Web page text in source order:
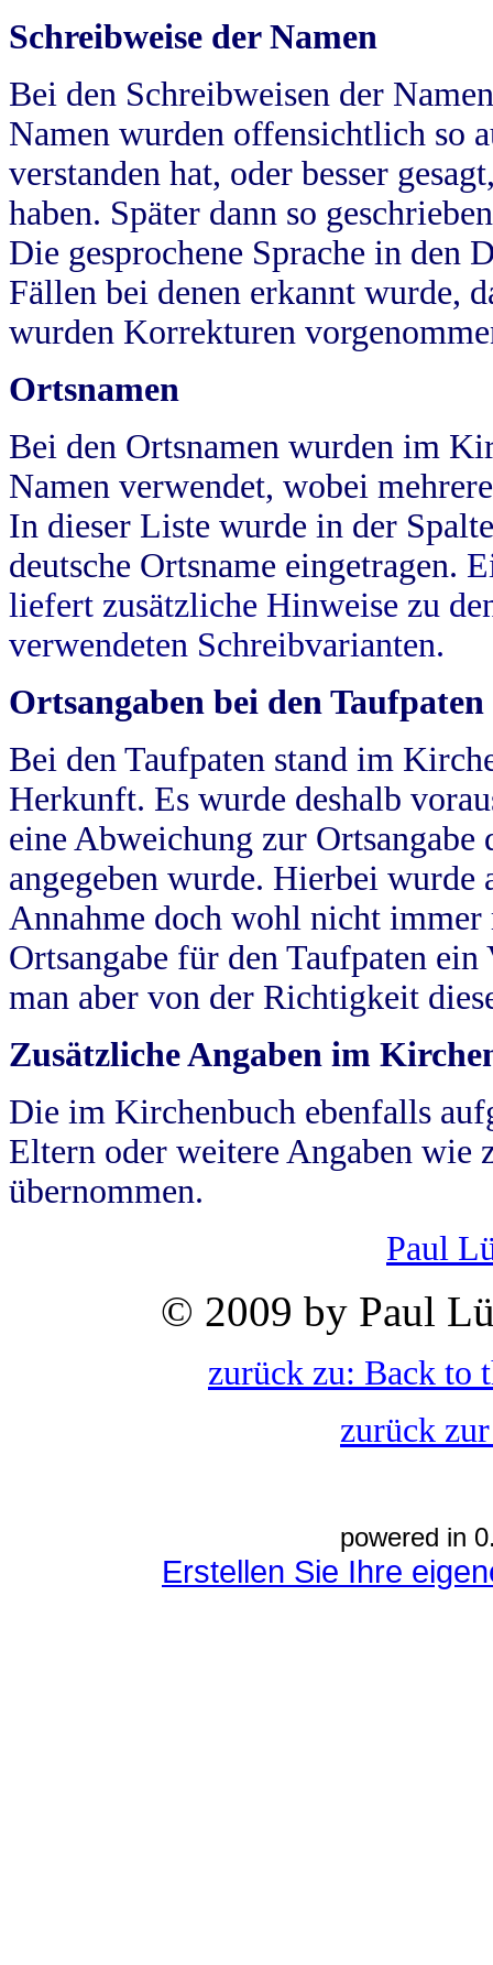
Schreibweise der Namen
Bei den Schreibweisen der
Namen wurden offensichtlich so
verstanden hat, oder besser
haben. Später dann so
Die gesprochene Sprache in
Fällen bei denen erkannt wurde,
wurden Korrekturen
Ortsnamen
Bei den Ortsnamen wurden im
Namen verwendet, wobei
In dieser Liste wurde in der
deutsche Ortsname eingetragen.
liefert zusätzliche Hinweise zu
verwendeten Schreibvarianten.
Ortsangaben bei den Taufpaten
Bei den Taufpaten stand im
Herkunft. Es wurde deshalb
eine Abweichung zur
angegeben wurde. Hierbei wurde
Annahme doch wohl nicht
Ortsangabe für den Taufpaten
man aber von der Richtigkeit
Zusätzliche Angaben im
Die im Kirchenbuch ebenfalls
Eltern oder weitere Angaben wie
übernommen.
Paul
© 2009 by Paul
zurück zu: Back to
zurück
powered in
Erstellen Sie Ihre